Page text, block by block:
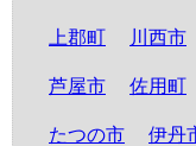
上郡町 川西市
芦屋市 佐用町
たつの市 伊丹